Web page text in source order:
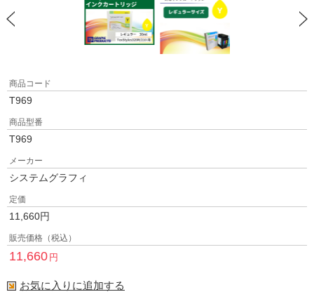
商品コード
T969
商品型番
T969
メーカー
システムグラフィ
定価
11,660円
販売価格（税込）
11,660 円
お気に入りに追加する